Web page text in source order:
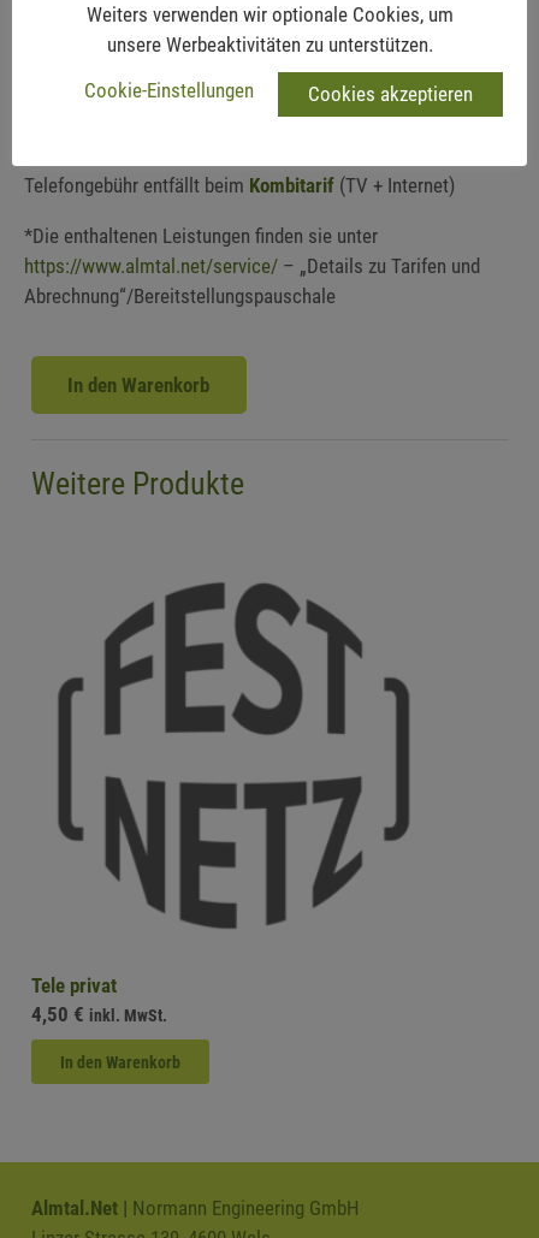
Alle Preise exkl. USt. in Euro pro Minute bei
sekundengenauer Abrechnung ab der 1. Sekunde (Taktung
Telefongebühr entfällt beim Kombitarif (TV + Internet)
*Die enthaltenen Leistungen finden sie unter
https://www.almtal.net/service/ – „Details zu Tarifen und
Abrechnung“/Bereitstellungspauschale
In den Warenkorb
Weitere Produkte
Tele privat
4,50 € inkl. MwSt.
In den Warenkorb
Almtal.Net | Normann Engineering GmbH
Weiters verwenden wir optionale Cookies, um
unsere Werbeaktivitäten zu unterstützen.
Cookie-Einstellungen
Cookies akzeptieren